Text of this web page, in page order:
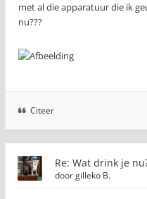
met al die apparatuur die ik
nu???
Citeer
Re: Wat drink je
doorgilleko B.